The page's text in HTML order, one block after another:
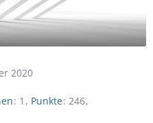
2020
1 Punkte 246